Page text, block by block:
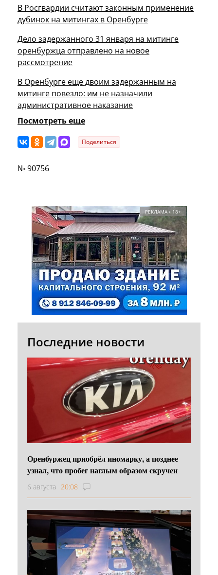
В Росгвардии считают законным применение
дубинок на митингах в Оренбурге
Дело задержанного 31 января на митинге
оренбуржца отправлено на новое
рассмотрение
В Оренбурге еще двоим задержанным на
митинге повезло: им не назначили
административное наказание
Посмотреть еще
Поделиться
№ 90756
РЕКЛАМА • 18+
Последние новости
Оренбуржец приобрёл иномарку, а позднее
узнал, что пробег наглым образом скручен
6 августа 20:08